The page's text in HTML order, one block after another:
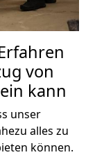
von
kann
unser
alles zu
können.